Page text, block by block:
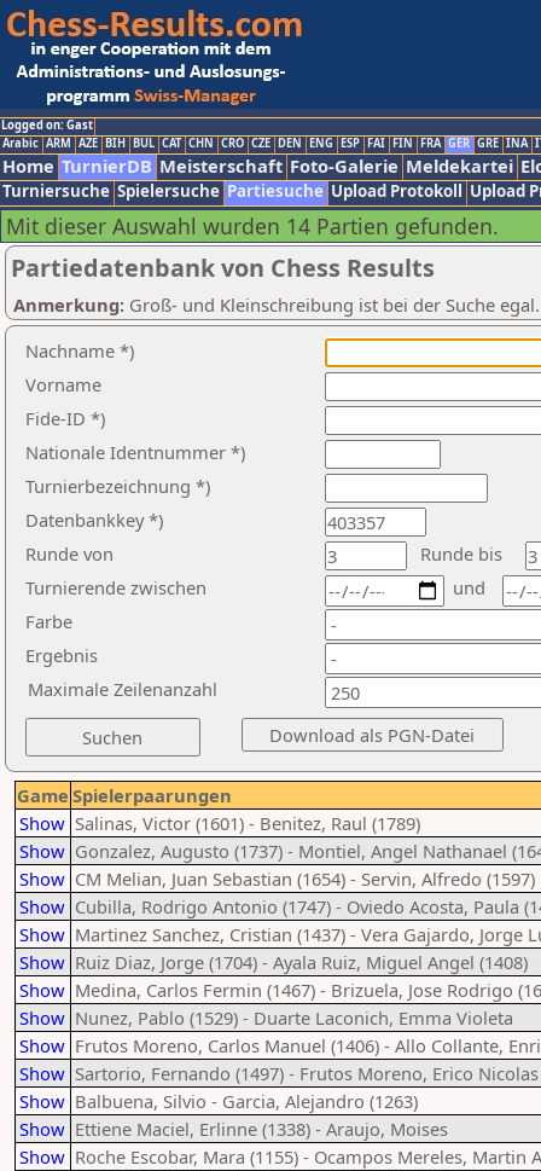
Logged on: Gast
Arabic ARM AZE BIH BUL CAT CHN CRO CZE DEN ENG ESP FAI FIN FRA GER GRE INA
Home TurnierDB Meisterschaft Foto-Galerie Meldekartei
Turniersuche Spielersuche Partiesuche Upload Protokoll Upload
Mit dieser Auswahl wurden 14 Partien gefunden.
Partiedatenbank von Chess Results
Anmerkung: Groß- und Kleinschreibung ist bei der Suche
Nachname *)
Vorname
Fide-ID *)
Nationale Identnummer *)
Turnierbezeichnung *)
Datenbankkey *)
Runde von
Runde bis
Turnierende zwischen
Farbe
Ergebnis
und
Maximale Zeilenanzahl
Game Spielerpaarungen
Show Salinas, Victor (1601) - Benitez, Raul (1789)
Show Gonzalez, Augusto (1737) - Montiel, Angel Nathanael
Show CM Melian, Juan Sebastian (1654) - Servin, Alfredo (1597)
Show Cubilla, Rodrigo Antonio (1747) - Oviedo Acosta, Paula
Show Martinez Sanchez, Cristian (1437) - Vera Gajardo, Jorge
Show Ruiz Diaz, Jorge (1704) - Ayala Ruiz, Miguel Angel (1408)
Show Medina, Carlos Fermin (1467) - Brizuela, Jose Rodrigo
Show Nunez, Pablo (1529) - Duarte Laconich, Emma Violeta
Show Frutos Moreno, Carlos Manuel (1406) - Allo Collante,
Show Sartorio, Fernando (1497) - Frutos Moreno, Erico Nicolas
Show Balbuena, Silvio - Garcia, Alejandro (1263)
Show Ettiene Maciel, Erlinne (1338) - Araujo, Moises
Show Roche Escobar, Mara (1155) - Ocampos Mereles, Martin